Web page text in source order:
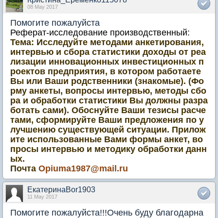
08 May 2017
Помогите пожалуйста
Реферат-исследование производственный:
Тема: Исследуйте методами анкетирования,
интервью и сбора статистики доходы от реа
лизации инновационных инвестиционных п
роектов предприятия, в котором работаете
Вы или Ваши родственники (знакомые). (Фо
рму анкеты, вопросы интервью, методы сбо
ра и обработки статистики Вы должны разра
ботать сами). Обоснуйте Ваши тезисы расче
тами, сформируйте Ваши предложения по у
лучшению существующей ситуации. Прилож
ите использованные Вами формы анкет, во
просы интервью и методику обработки данн
ых.
Почта Opiuma1987@mail.ru
ЕкатеринаBor1903
11 May 2017
Помогите пожалуйста!!!Очень буду благодарна